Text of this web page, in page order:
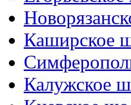
Каширское
Калужское